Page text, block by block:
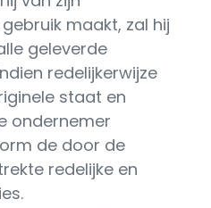
maakt, zal hij
geleverde
redelijkerwijze
staat en
ondernemer
de door de
redelijke en